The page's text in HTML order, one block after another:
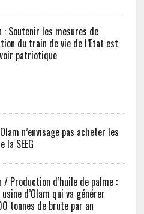
: Soutenir les mesures de
du train de vie de l’Etat est
patriotique
n’envisage pas acheter les
la SEEG
/ Production d’huile de palme :
d’Olam qui va générer
tonnes de brute par an